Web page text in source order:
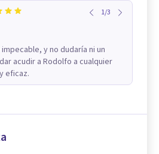
1/3
y no dudaría ni un
acudir a Rodolfo a cualquier
eficaz.